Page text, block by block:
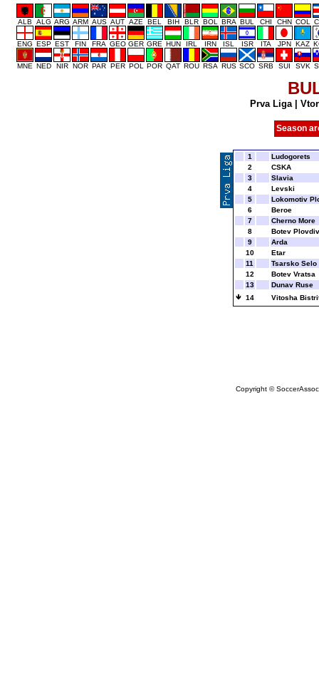
ALB ALG ARG ARM AUS AUT AZE BEL BIH BLR BOL BRA BUL CHI CHN COL
ENG ESP EST FIN FRA GEO GER GRE HUN IRL IRN ISL ISR ITA JPN KAZ
MNE NED NIR NOR PAR PER POL POR QAT ROU RSA RUS SCO SRB SUI SVK
Prva Liga|
Season
1
Ludogorets
2
CSKA
3
Slavia
4
Levski
5
Lokomotiv
6
Beroe
7
Cherno More
8
Botev Plovdiv
9
Arda
10
Etar
11
Tsarsko Selo
12
Botev Vratsa
13
Dunav Ruse
14
Vitosha
Copyright ©